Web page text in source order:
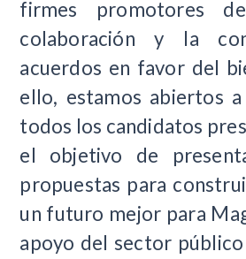
firmes promotores
colaboración y la
acuerdos en favor del
ello, estamos abiertos
todos los candidatos
el objetivo de
propuestas para
un futuro mejor para
apoyo del sector